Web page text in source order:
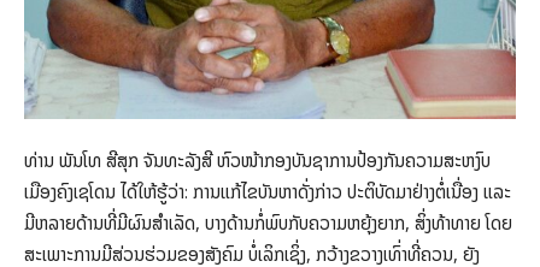
ທ່ານ ພັນໂທ ສີສຸກ ຈັນທະລັງສີ ຫົວໜ້າກອງບັນຊາການປ້ອງກັນຄວາມສະຫງົບ
ເມືອງຄົງເຊໂດນ ໄດ້ໃຫ້ຮູ້ວ່າ: ການແກ້ໄຂບັນຫາດັ່ງກ່າວ ປະຕິບັດມາຢ່າງຕໍ່ເນື່ອງ ແລະ
ມີຫລາຍດ້ານທີ່ມີຜົນສຳເລັດ, ບາງດ້ານກໍ່ພົບກັບຄວາມຫຍຸ້ງຍາກ, ສິ່ງທ້າທາຍ ໂດຍ
ສະເພາະການມີສ່ວນຮ່ວມຂອງສັງຄົມ ບໍ່ເລິກເຊິ່ງ, ກວ້າງຂວາງເທົ່າທີ່ຄວນ, ຍັງ